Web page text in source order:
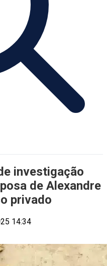
investigação
de Alexandre
privado
14:34